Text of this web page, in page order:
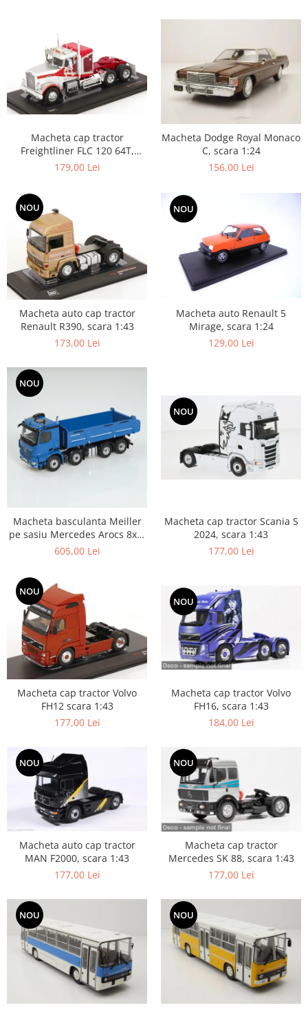
Macheta cap tractor
Freightliner FLC 120 64T,
scara 1:43
179,00 Lei
Macheta Dodge Royal Monaco
C, scara 1:24
156,00 Lei
NOU
Macheta auto cap tractor
Renault R390, scara 1:43
173,00 Lei
NOU
Macheta auto Renault 5
Mirage, scara 1:24
129,00 Lei
NOU
Macheta basculanta Meiller
pe sasiu Mercedes Arocs 8x4,
scara 1:50
605,00 Lei
NOU
Macheta cap tractor Scania S
2024, scara 1:43
177,00 Lei
NOU
Macheta cap tractor Volvo
FH12 scara 1:43
177,00 Lei
NOU
Macheta cap tractor Volvo
FH16, scara 1:43
184,00 Lei
NOU
Macheta auto cap tractor
MAN F2000, scara 1:43
177,00 Lei
NOU
Macheta cap tractor
Mercedes SK 88, scara 1:43
177,00 Lei
NOU NOU